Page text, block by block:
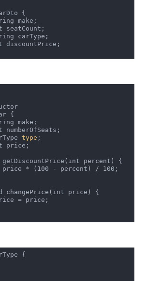
{
{
type ;
price * (100 - percent) / 100;
{